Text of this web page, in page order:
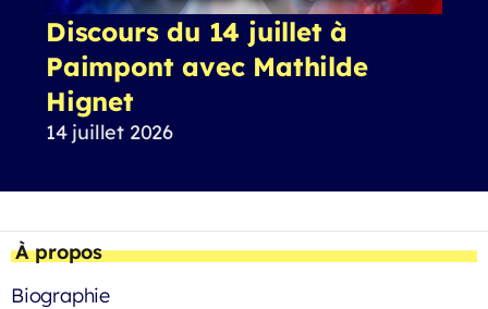
Discours du 14 juillet à
Paimpont avec Mathilde
Hignet
14 juillet 2026
À propos
Biographie